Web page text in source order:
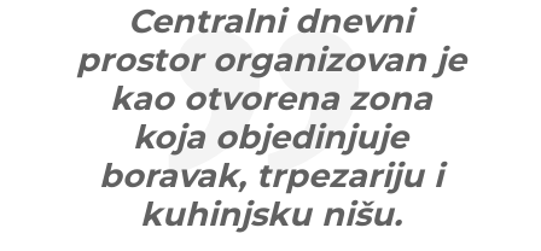
Centralni dnevni
prostor organizovan je
kao otvorena zona
koja objedinjuje
boravak, trpezariju i
kuhinjsku nišu.